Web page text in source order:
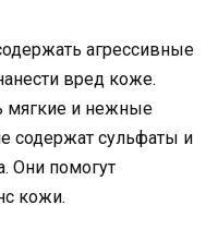
агрессивные
вред коже.
мягкие и нежные
содержат сульфаты и
Они помогут
кожи.